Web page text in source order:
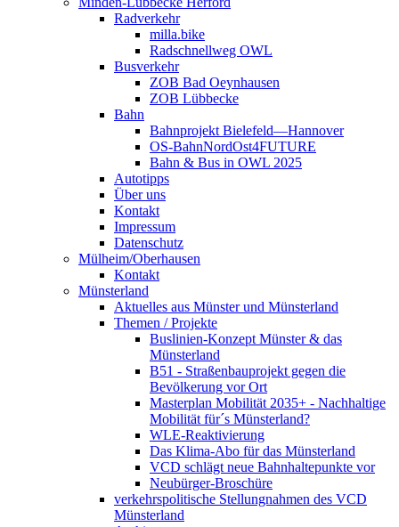
Radverkehr
milla.bike
Radschnellweg OWL
Busverkehr
ZOB Bad Oeynhausen
ZOB Lübbecke
Bahn
Bahnprojekt Bielefeld—Hannover
OS-BahnNordOst4FUTURE
Bahn & Bus in OWL 2025
Autotipps
Über uns
Kontakt
Impressum
Datenschutz
Mülheim/Oberhausen
Kontakt
Münsterland
Aktuelles aus Münster und Münsterland
Themen / Projekte
Buslinien-Konzept Münster & das
Münsterland
B51 - Straßenbauprojekt gegen die
Bevölkerung vor Ort
Masterplan Mobilität 2035+ - Nachhaltige
Mobilität für´s Münsterland?
WLE-Reaktivierung
Das Klima-Abo für das Münsterland
VCD schlägt neue Bahnhaltepunkte vor
Neubürger-Broschüre
verkehrspolitische Stellungnahmen des VCD
Münsterland